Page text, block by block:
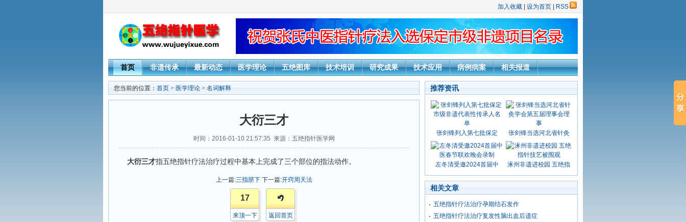
加入收藏 设为首页 RSS
首页 非遗传承 最新动态 医学理论 五绝图库 技术培训 研究成果 技术应用 病例病案 相关报道
您当前的位置： 首页 > 医学理论 > 名词解释
大衍三才
时间：2016-01-10 21:57:35 来源：五绝指针医学网
大衍三才指五绝指针疗法治疗过程中基本上完成了三个部位的指法动作。
上一篇:三指脐下 下一篇:开窍周天法
17
来顶一下 返回首页
推荐资讯
张剑锋列入第七批保定 张剑锋当选河北省针灸
左冬清受邀2024首届中 涿州非遗进校园 五绝指
相关文章
五绝指针疗法治疗孕期结石发作
五绝指针疗法治疗复发性脑出血后遗症